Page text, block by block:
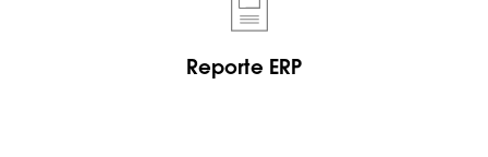
Reporte ERP